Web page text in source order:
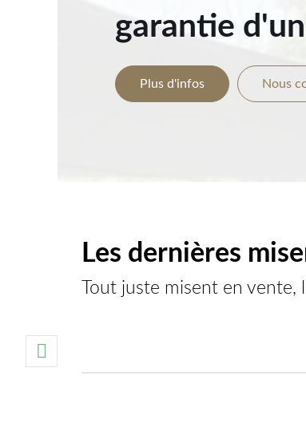
garantie
Plus d'infos Nous
Les dernières
Tout juste misent en